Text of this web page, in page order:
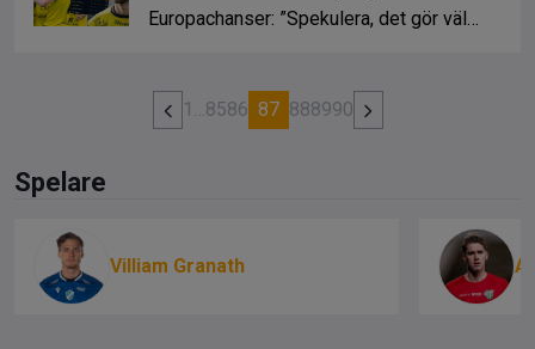
Europachanser: ”Spekulera, det gör väl
1 …8586 87 888990
Spelare
Villiam Granath